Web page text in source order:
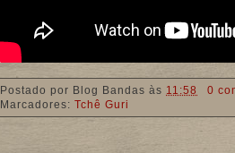
Postado por Blog Bandas às 11:58
0
Marcadores: Tchê Guri